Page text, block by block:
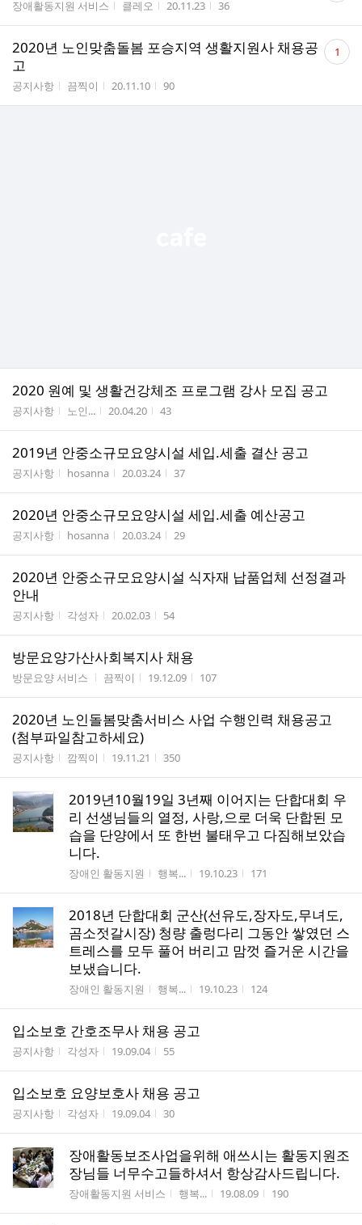
게시판명
장애활동지원 서비스 작성자
클레오 작성시간
20.11.23 조회수
36
2020년 노인맞춤돌봄 포승지역 생활지원사 채용공
고
게시판명
공지사항 작성자
끔찍이 작성시간
20.11.10 조회수
90
댓
글 1
2020 원예 및 생활건강체조 프로그램 강사 모집 공고
게시판명
공지사항 작성자
노인... 작성시간
20.04.20 조회수
43
2019년 안중소규모요양시설 세입.세출 결산 공고
게시판명
공지사항 작성자
hosanna 작성시간
20.03.24 조회수
37
2020년 안중소규모요양시설 세입.세출 예산공고
게시판명
공지사항 작성자
hosanna 작성시간
20.03.24 조회수
29
2020년 안중소규모요양시설 식자재 납품업체 선정결과
안내
게시판명
공지사항 작성자
각성자 작성시간
20.02.03 조회수
54
방문요양가산사회복지사 채용
게시판명
방문요양 서비스 작성자
끔찍이 작성시간
19.12.09 조회수
107
2020년 노인돌봄맞춤서비스 사업 수행인력 채용공고
(첨부파일참고하세요)
게시판명
공지사항 작성자
깜찍이 작성시간
19.11.21 조회수
350
2019년10월19일 3년째 이어지는 단합대회 우
리 선생님들의 열정, 사랑,으로 더욱 단합된 모
습을 단양에서 또 한번 불태우고 다짐해보았습
니다.
게시판명
장애인 활동지원 작성자
행복... 작성시간
19.10.23 조회수
171
2018년 단합대회 군산(선유도,장자도,무녀도,
곰소젓갈시장) 청량 출렁다리 그동안 쌓였던 스
트레스를 모두 풀어 버리고 맘껏 즐거운 시간을
보냈습니다.
게시판명
장애인 활동지원 작성자
행복... 작성시간
19.10.23 조회수
124
입소보호 간호조무사 채용 공고
게시판명
공지사항 작성자
각성자 작성시간
19.09.04 조회수
55
입소보호 요양보호사 채용 공고
게시판명
공지사항 작성자
각성자 작성시간
19.09.04 조회수
30
장애활동보조사업을위해 애쓰시는 활동지원조
장님들 너무수고들하셔서 항상감사드립니다.
게시판명
장애활동지원 서비스 작성자
행복... 작성시간
19.08.09 조회수
190